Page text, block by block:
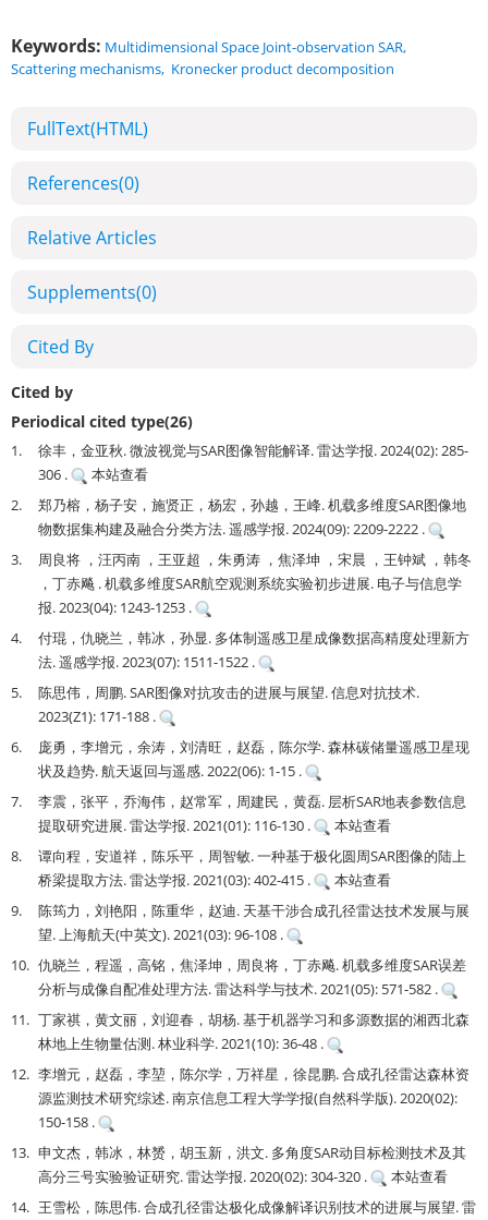
Keywords: Multidimensional Space Joint-observation SAR,
Scattering mechanisms, Kronecker product decomposition
FullText(HTML)
References(0)
Relative Articles
Supplements(0)
Cited By
Cited by
Periodical cited type(26)
1.
徐丰，金亚秋. 微波视觉与SAR图像智能解译. 雷达学报. 2024(02): 285-
306 .
本站查看
2.
郑乃榕，杨子安，施贤正，杨宏，孙越，王峰. 机载多维度SAR图像地
物数据集构建及融合分类方法. 遥感学报. 2024(09): 2209-2222 .
3.
周良将 ，汪丙南 ，王亚超 ，朱勇涛 ，焦泽坤 ，宋晨 ，王钟斌 ，韩冬
，丁赤飚 . 机载多维度SAR航空观测系统实验初步进展. 电子与信息学
报. 2023(04): 1243-1253 .
4.
付琨，仇晓兰，韩冰，孙显. 多体制遥感卫星成像数据高精度处理新方
法. 遥感学报. 2023(07): 1511-1522 .
5.
陈思伟，周鹏. SAR图像对抗攻击的进展与展望. 信息对抗技术.
2023(Z1): 171-188 .
6.
庞勇，李增元，余涛，刘清旺，赵磊，陈尔学. 森林碳储量遥感卫星现
状及趋势. 航天返回与遥感. 2022(06): 1-15 .
7.
李震，张平，乔海伟，赵常军，周建民，黄磊. 层析SAR地表参数信息
提取研究进展. 雷达学报. 2021(01): 116-130 .
本站查看
8.
谭向程，安道祥，陈乐平，周智敏. 一种基于极化圆周SAR图像的陆上
桥梁提取方法. 雷达学报. 2021(03): 402-415 .
本站查看
9.
陈筠力，刘艳阳，陈重华，赵迪. 天基干涉合成孔径雷达技术发展与展
望. 上海航天(中英文). 2021(03): 96-108 .
10. 仇晓兰，程遥，高铭，焦泽坤，周良将，丁赤飚. 机载多维度SAR误差
分析与成像自配准处理方法. 雷达科学与技术. 2021(05): 571-582 .
11. 丁家祺，黄文丽，刘迎春，胡杨. 基于机器学习和多源数据的湘西北森
林地上生物量估测. 林业科学. 2021(10): 36-48 .
12. 李增元，赵磊，李堃，陈尔学，万祥星，徐昆鹏. 合成孔径雷达森林资
源监测技术研究综述. 南京信息工程大学学报(自然科学版). 2020(02):
150-158 .
13. 申文杰，韩冰，林赟，胡玉新，洪文. 多角度SAR动目标检测技术及其
高分三号实验验证研究. 雷达学报. 2020(02): 304-320 .
本站查看
14. 王雪松，陈思伟. 合成孔径雷达极化成像解译识别技术的进展与展望. 雷